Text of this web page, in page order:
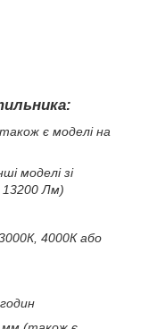
є моделі на
моделі зі
13200 Лм)
4000К або